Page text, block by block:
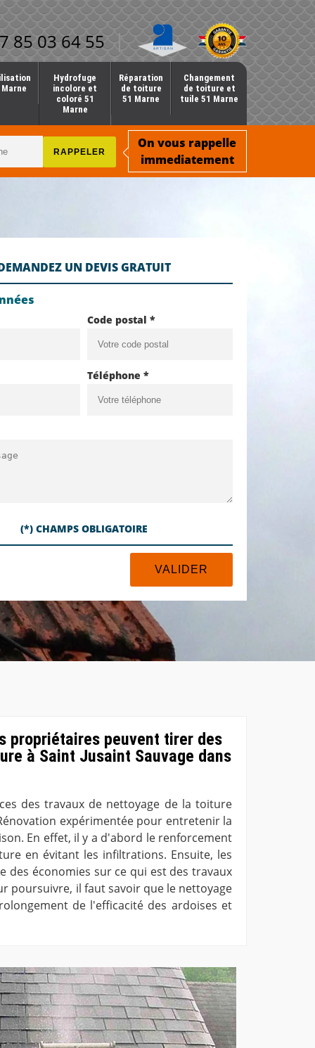
85 03 64 55
Hydrofuge
incolore et
coloré 51
Marne
Réparation
de toiture
51 Marne
Changement
de toiture et
tuile 51 Marne
On vous rappelle
immediatement
UN DEVIS GRATUIT
Code postal *
Téléphone *
(*) CHAMPS OBLIGATOIRE
propriétaires peuvent tirer des
à Saint Jusaint Sauvage dans
des travaux de nettoyage de la toiture
expérimentée pour entretenir la
En effet, il y a d'abord le renforcement
en évitant les infiltrations. Ensuite, les
économies sur ce qui est des travaux
poursuivre, il faut savoir que le nettoyage
de l'efficacité des ardoises et